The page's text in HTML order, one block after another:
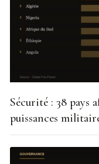
Sécurité : 38 pays
puissances